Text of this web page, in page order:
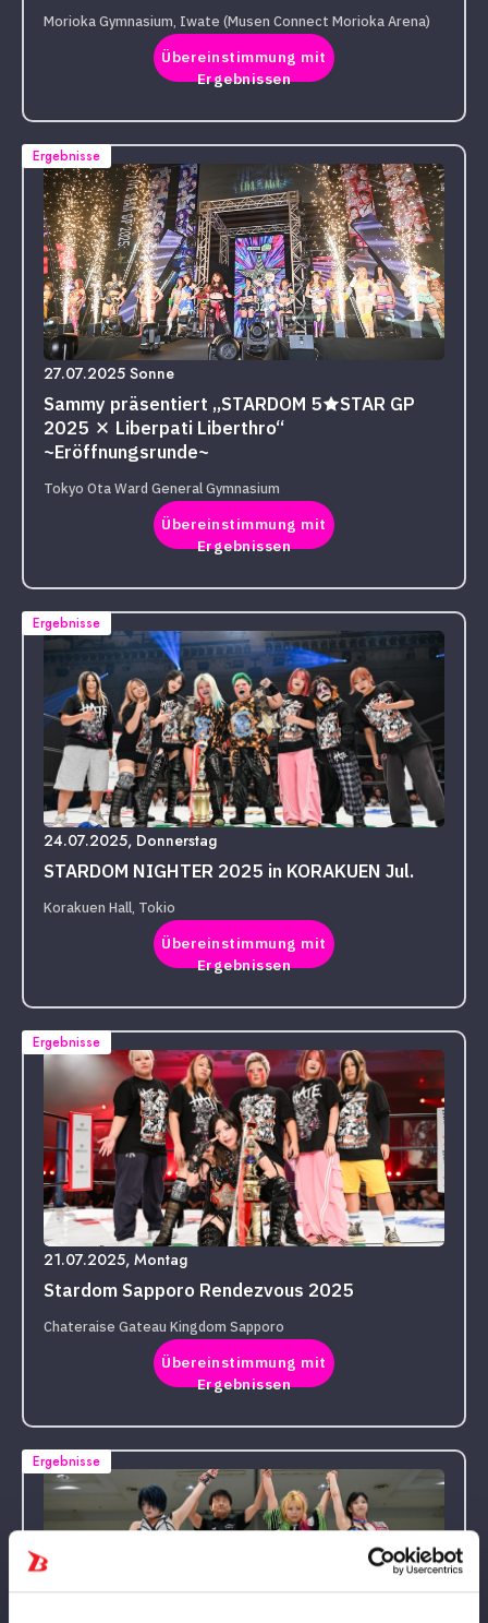
Morioka Gymnasium, Iwate (Musen Connect Morioka Arena)
Übereinstimmung mit
Ergebnissen
Ergebnisse
27.07.2025 Sonne
Sammy präsentiert „STARDOM 5★STAR GP
2025 × Liberpati Liberthro“
~Eröffnungsrunde~
Tokyo Ota Ward General Gymnasium
Übereinstimmung mit
Ergebnissen
Ergebnisse
24.07.2025, Donnerstag
STARDOM NIGHTER 2025 in KORAKUEN Jul.
Korakuen Hall, Tokio
Übereinstimmung mit
Ergebnissen
Ergebnisse
21.07.2025, Montag
Stardom Sapporo Rendezvous 2025
Chateraise Gateau Kingdom Sapporo
Übereinstimmung mit
Ergebnissen
Ergebnisse